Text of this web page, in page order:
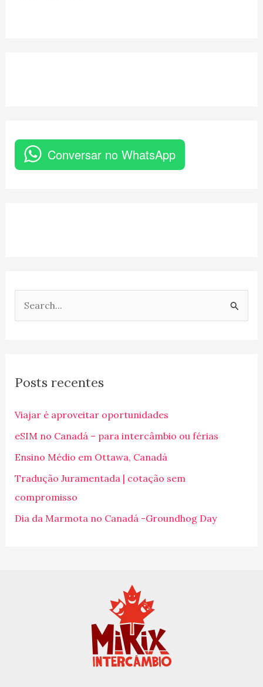
Conversar no WhatsApp
u
s
a
r
p
o
r
Posts recentes
Viajar é aproveitar oportunidades
eSIM no Canadá – para intercâmbio ou férias
Ensino Médio em Ottawa, Canadá
Tradução Juramentada | cotação sem
compromisso
Dia da Marmota no Canadá -Groundhog Day